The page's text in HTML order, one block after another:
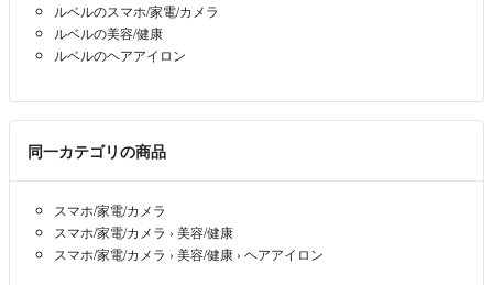
ルベルのスマホ/家電/カメラ
ルベルの美容/健康
ルベルのヘアアイロン
同一カテゴリの商品
スマホ/家電/カメラ
スマホ/家電/カメラ › 美容/健康
スマホ/家電/カメラ › 美容/健康 › ヘアアイロン